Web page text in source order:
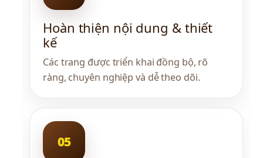
Hoàn thiện nội dung & thiết
kế
Các trang được triển khai đồng bộ, rõ
ràng, chuyên nghiệp và dễ theo dõi.